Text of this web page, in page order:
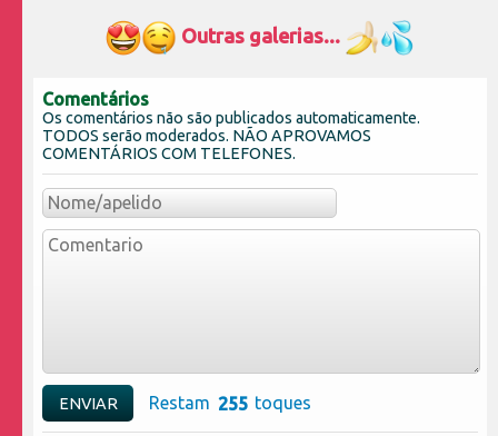
Outras galerias...
Comentários
Os comentários não são publicados automaticamente.
TODOS serão moderados. NÃO APROVAMOS
COMENTÁRIOS COM TELEFONES.
Restam toques